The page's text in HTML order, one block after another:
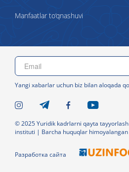
Manfaatlar to‘qnashuvi
Yangi xabarlar uchun biz bilan aloqada
© 2025 Yuridik kadrlarni qayta
instituti | Barcha huquqlar himoyalangan
Разработка сайта